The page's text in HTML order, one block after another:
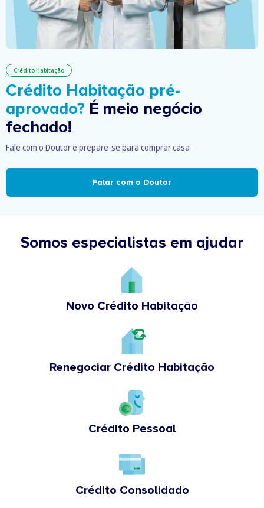
Crédito Habitação
Crédito Habitação pré-
aprovado? É meio negócio
fechado!
Fale com o Doutor e prepare-se para comprar casa
Falar com o Doutor
Somos especialistas em ajudar
Novo Crédito Habitação
Renegociar Crédito Habitação
Crédito Pessoal
Crédito Consolidado